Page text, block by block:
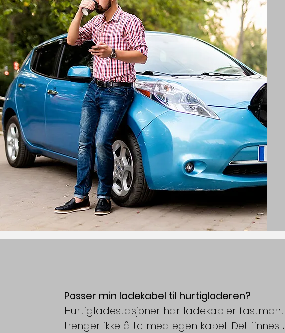
Passer min ladekabel til hurtigladeren?
Hurtigladestasjoner har ladekabler
trenger ikke å ta med egen kabel. Det finnes